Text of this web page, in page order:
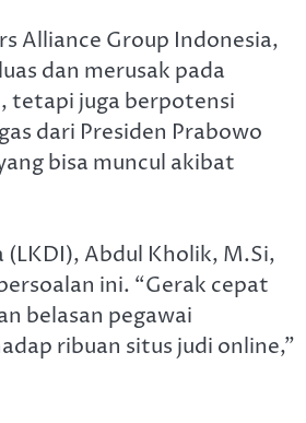
Alliance Group Indonesia,
dan merusak pada
tetapi juga berpotensi
dari Presiden Prabowo
bisa muncul akibat
Abdul Kholik, M.Si,
ini. “Gerak cepat
belasan pegawai
ribuan situs judi online,”